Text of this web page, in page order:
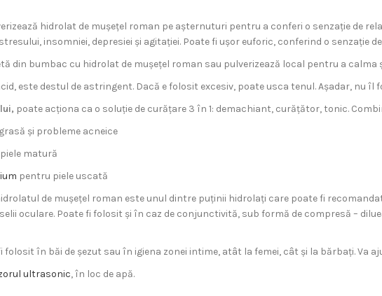
hidrolat de mușețel roman pe așternuturi pentru a conferi o senzație de
insomniei, depresiei și agitației. Poate fi ușor euforic, conferind o senzație
din bumbac cu hidrolat de mușețel roman sau pulverizează local pentru a
este destul de astringent. Dacă e folosit excesiv, poate usca tenul. Așadar, nu
poate acționa ca o soluție de curățare 3 în 1: demachiant, curățător, tonic.
și probleme acneice
matură
pentru piele uscată
de mușețel roman este unul dintre puținii hidrolați care poate fi
oculare. Poate fi folosit și în caz de conjunctivită, sub formă de compresă –
folosit în băi de șezut sau în igiena zonei intime, atât la femei, cât și la bărbați.
ultrasonic, în loc de apă.